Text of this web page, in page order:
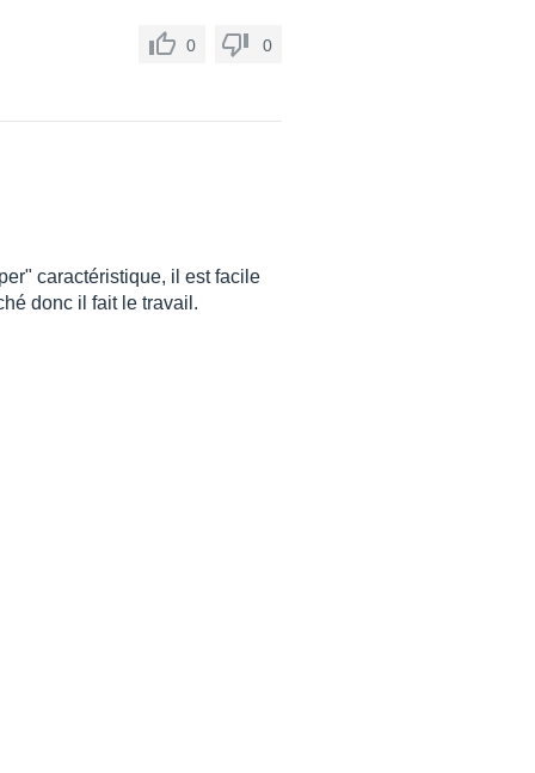
0 0
caractéristique, il est facile
donc il fait le travail.